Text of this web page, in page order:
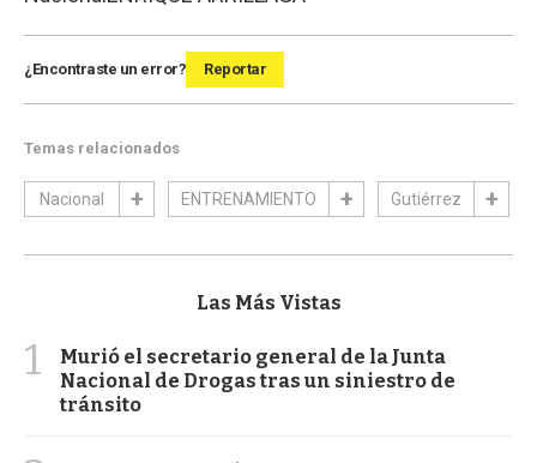
¿Encontraste un error? Reportar
Temas relacionados
Nacional ENTRENAMIENTO Gutiérrez
Las Más Vistas
1
Murió el secretario general de la Junta
Nacional de Drogas tras un siniestro de
tránsito